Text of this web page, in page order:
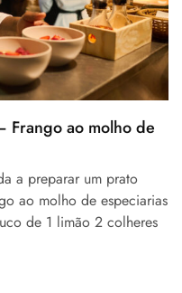
Frango ao molho de
a preparar um prato
ao molho de especiarias
de 1 limão 2 colheres